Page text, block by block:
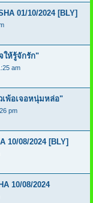
01/10/2024 [BLY]
ให้รู้จักรัก"
am
เพ้อเจอหนุ่มหล่อ"
pm
10/08/2024 [BLY]
10/08/2024